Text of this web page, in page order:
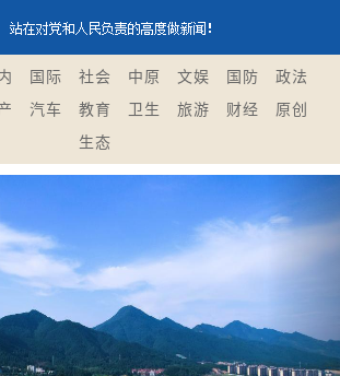
国际 社会 中原 文娱 国防
政法
汽车 教育 卫生 旅游 财经
原创
生态